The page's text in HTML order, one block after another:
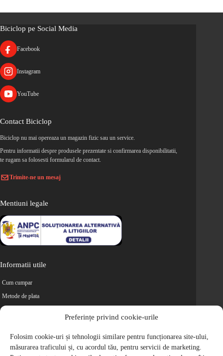
Preferințe privind cookie-urile
Folosim cookie-uri și tehnologii similare pentru funcționarea site-ului,
măsurarea traficului și, cu acordul tău, pentru servicii de marketing.
Biciclop pe Social Media
Facebook
Instagram
YouTube
Contact Biciclop
Biciclop nu mai opereaza un magazin fizic sau un service.
Pentru informatii despre produsele prezentate si confirmarea disponibilitatii,
te rugam sa folosesti formularul de contact.
Trimite-ne un mesaj
Mentiuni legale
Informatii utile
Cum cumpar
Metode de plata
Retur
Cariere